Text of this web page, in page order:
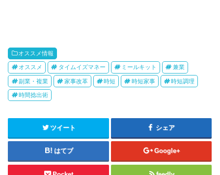
オススメ情報
オススメ タイムイズマネー ミールキット 兼業
副業・複業 家事改革 時短 時短家事 時短調理
時間捻出術
ツイート シェア
はてブ Google+